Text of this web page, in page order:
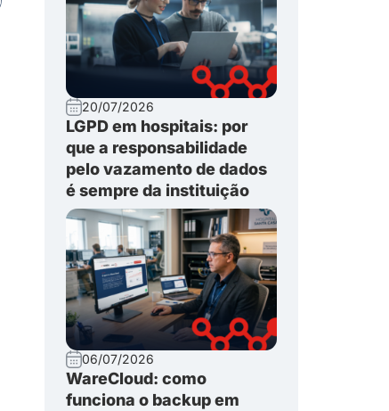
20/07/2026
LGPD em hospitais: por
que a responsabilidade
pelo vazamento de dados
é sempre da instituição
06/07/2026
WareCloud: como
funciona o backup em